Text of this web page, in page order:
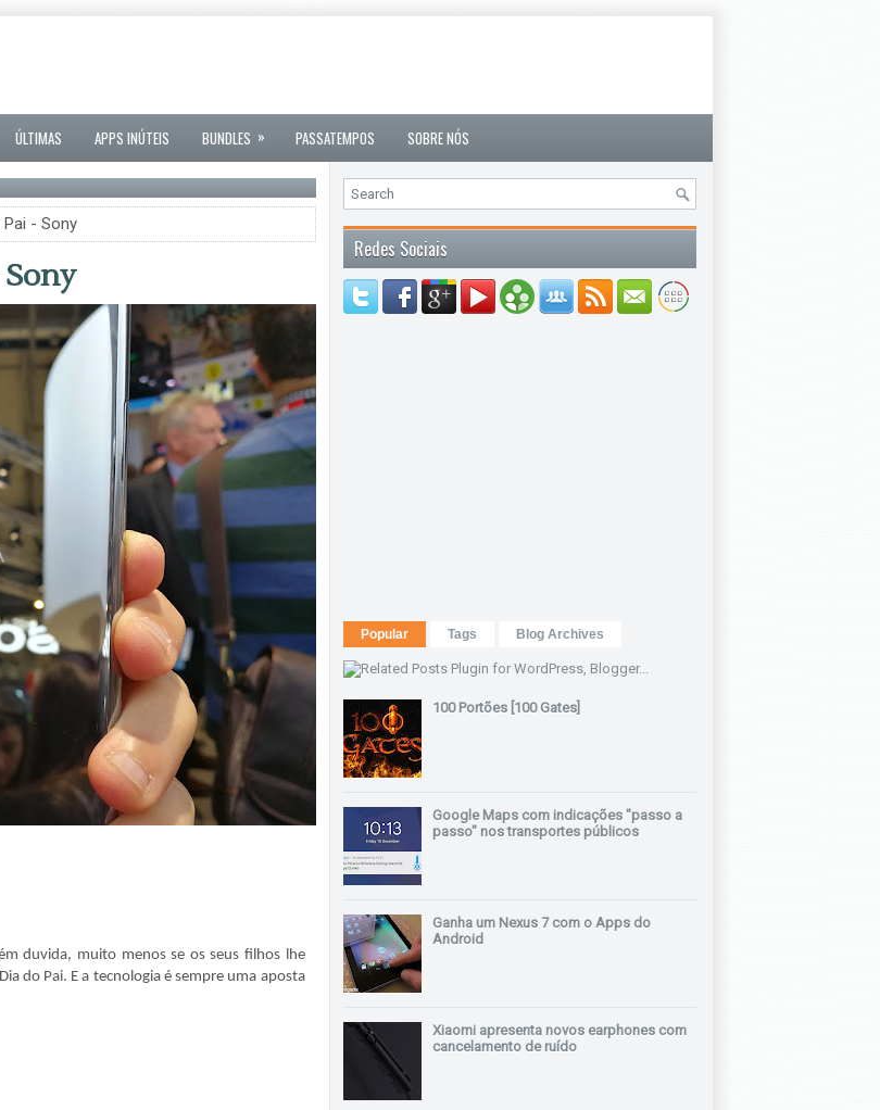
ÚLTIMAS APPS INÚTEIS BUNDLES » PASSATEMPOS SOBRE NÓS
- Sony
duvida, muito menos se os seus filhos lhe
do Pai. E a tecnologia é sempre uma aposta
Redes Sociais
Popular Tags Blog Archives
100 Portões [100 Gates]
Google Maps com indicações "passo a
passo" nos transportes públicos
Ganha um Nexus 7 com o Apps do
Android
Xiaomi apresenta novos earphones com
cancelamento de ruído